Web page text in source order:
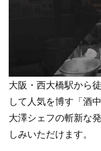
大阪・西大橋駅から
して人気を博す「酒
大澤シェフの斬新な
しみいただけます。